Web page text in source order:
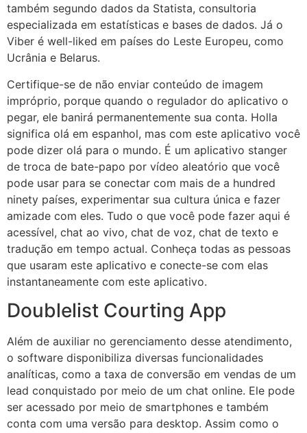
também segundo dados da Statista, consultoria
especializada em estatísticas e bases de dados. Já o
Viber é well-liked em países do Leste Europeu, como
Ucrânia e Belarus.
Certifique-se de não enviar conteúdo de imagem
impróprio, porque quando o regulador do aplicativo o
pegar, ele banirá permanentemente sua conta. Holla
significa olá em espanhol, mas com este aplicativo você
pode dizer olá para o mundo. É um aplicativo stanger
de troca de bate-papo por vídeo aleatório que você
pode usar para se conectar com mais de a hundred
ninety países, experimentar sua cultura única e fazer
amizade com eles. Tudo o que você pode fazer aqui é
acessível, chat ao vivo, chat de voz, chat de texto e
tradução em tempo actual. Conheça todas as pessoas
que usaram este aplicativo e conecte-se com elas
instantaneamente com este aplicativo.
Doublelist Courting App
Além de auxiliar no gerenciamento desse atendimento,
o software disponibiliza diversas funcionalidades
analíticas, como a taxa de conversão em vendas de um
lead conquistado por meio de um chat online. Ele pode
ser acessado por meio de smartphones e também
conta com uma versão para desktop. Assim como o